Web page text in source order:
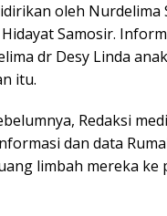
oleh Nurdelima
Hidayat Samosir.
dr Desy Linda
itu.
Redaksi
dan data
limbah mereka